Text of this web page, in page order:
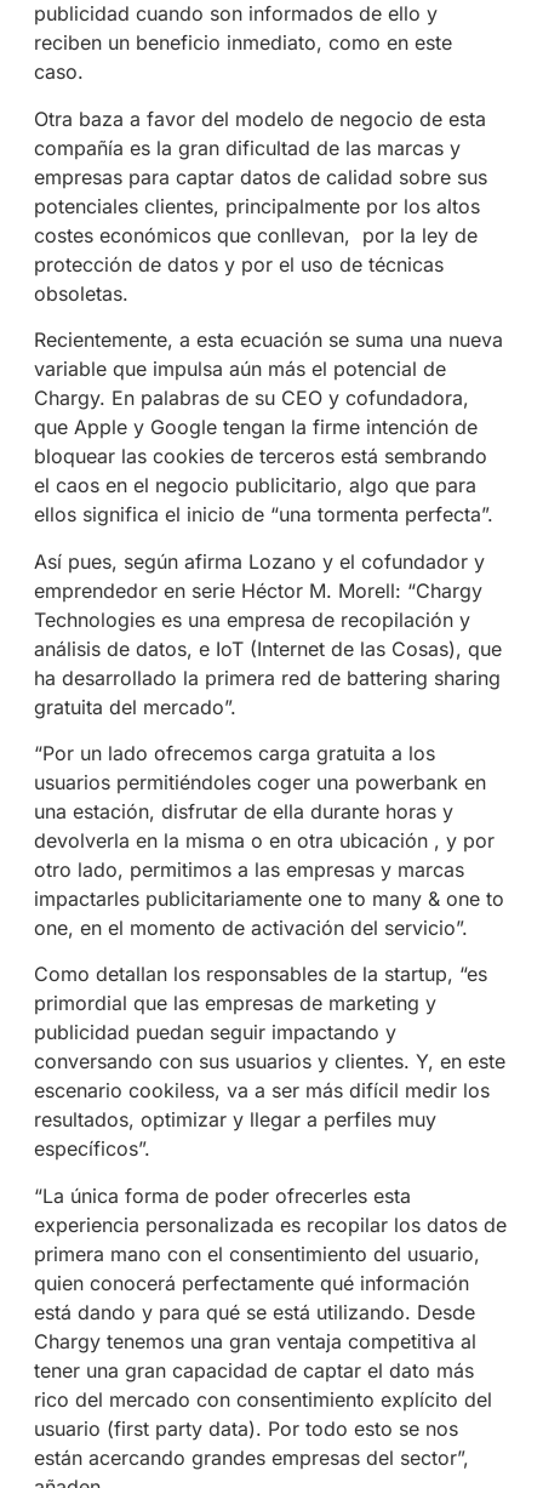
publicidad cuando son informados de ello y
reciben un beneficio inmediato, como en este
caso.
Otra baza a favor del modelo de negocio de esta
compañía es la gran dificultad de las marcas y
empresas para captar datos de calidad sobre sus
potenciales clientes, principalmente por los altos
costes económicos que conllevan, por la ley de
protección de datos y por el uso de técnicas
obsoletas.
Recientemente, a esta ecuación se suma una nueva
variable que impulsa aún más el potencial de
Chargy. En palabras de su CEO y cofundadora,
que Apple y Google tengan la firme intención de
bloquear las cookies de terceros está sembrando
el caos en el negocio publicitario, algo que para
ellos significa el inicio de “una tormenta perfecta”.
Así pues, según afirma Lozano y el cofundador y
emprendedor en serie Héctor M. Morell: “Chargy
Technologies es una empresa de recopilación y
análisis de datos, e IoT (Internet de las Cosas), que
ha desarrollado la primera red de battering sharing
gratuita del mercado”.
“Por un lado ofrecemos carga gratuita a los
usuarios permitiéndoles coger una powerbank en
una estación, disfrutar de ella durante horas y
devolverla en la misma o en otra ubicación , y por
otro lado, permitimos a las empresas y marcas
impactarles publicitariamente one to many & one to
one, en el momento de activación del servicio”.
Como detallan los responsables de la startup, “es
primordial que las empresas de marketing y
publicidad puedan seguir impactando y
conversando con sus usuarios y clientes. Y, en este
escenario cookiless, va a ser más difícil medir los
resultados, optimizar y llegar a perfiles muy
específicos”.
“La única forma de poder ofrecerles esta
experiencia personalizada es recopilar los datos de
primera mano con el consentimiento del usuario,
quien conocerá perfectamente qué información
está dando y para qué se está utilizando. Desde
Chargy tenemos una gran ventaja competitiva al
tener una gran capacidad de captar el dato más
rico del mercado con consentimiento explícito del
usuario (first party data). Por todo esto se nos
están acercando grandes empresas del sector”,